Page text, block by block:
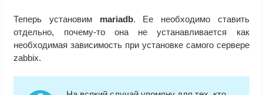
Теперь установим mariadb. Ее необходимо ставить
отдельно, почему-то она не устанавливается как
необходимая зависимость при установке самого сервере
zabbix.